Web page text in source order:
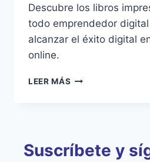
Descubre los libros
todo emprendedor
alcanzar el éxito digital
online.
LEER MÁS
Suscríbete y